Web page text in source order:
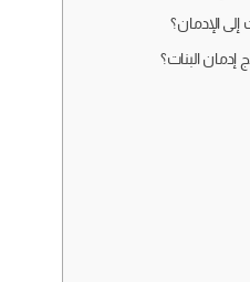
إلى الإدمان؟
البنات؟